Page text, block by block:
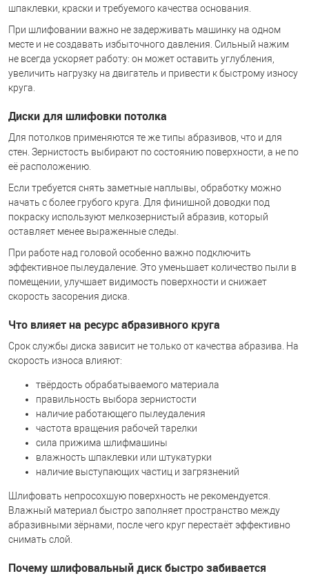
шпаклевки, краски и требуемого качества основания.
При шлифовании важно не задерживать машинку на одном
месте и не создавать избыточного давления. Сильный нажим
не всегда ускоряет работу: он может оставить углубления,
увеличить нагрузку на двигатель и привести к быстрому износу
круга.
Диски для шлифовки потолка
Для потолков применяются те же типы абразивов, что и для
стен. Зернистость выбирают по состоянию поверхности, а не по
её расположению.
Если требуется снять заметные наплывы, обработку можно
начать с более грубого круга. Для финишной доводки под
покраску используют мелкозернистый абразив, который
оставляет менее выраженные следы.
При работе над головой особенно важно подключить
эффективное пылеудаление. Это уменьшает количество пыли в
помещении, улучшает видимость поверхности и снижает
скорость засорения диска.
Что влияет на ресурс абразивного круга
Срок службы диска зависит не только от качества абразива. На
скорость износа влияют:
твёрдость обрабатываемого материала
правильность выбора зернистости
наличие работающего пылеудаления
частота вращения рабочей тарелки
сила прижима шлифмашины
влажность шпаклевки или штукатурки
наличие выступающих частиц и загрязнений
Шлифовать непросохшую поверхность не рекомендуется.
Влажный материал быстро заполняет пространство между
абразивными зёрнами, после чего круг перестаёт эффективно
снимать слой.
Почему шлифовальный диск быстро забивается